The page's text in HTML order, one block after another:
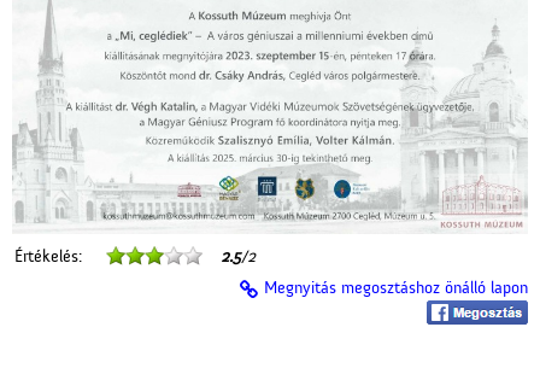
Értékelés: 2.5/2
Megnyitás megosztáshoz önálló lapon